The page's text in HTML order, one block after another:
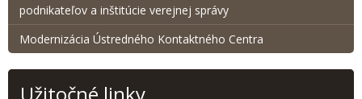
podnikateľov a inštitúcie verejnej správy
Modernizácia Ústredného Kontaktného Centra